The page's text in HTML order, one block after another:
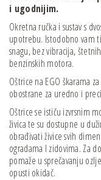
i ugodnijim.
Okretna ručka i sustav s
upotrebu. Istodobno vam
snagu, bez vibracija,
benzinskih motora.
Oštrice na EGO škarama
obostrane za uredno i
Oštrice se ističu izvrsnim
živica te su dostupne u
obrađivati živice svih
ogradama I zidovima. Za
pomaže u sprečavanju
opusti okidač.